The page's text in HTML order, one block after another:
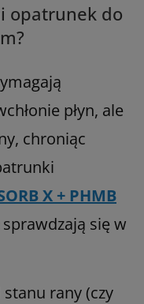
opatrunek do
płyn, ale
chroniąc
X + PHMB
się w
rany (czy